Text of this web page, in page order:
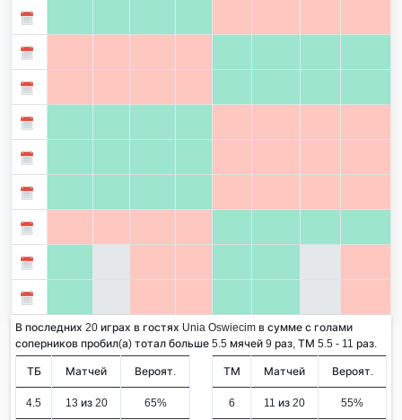
В последних 20 играх в гостях Unia Oswiecim в сумме с голами
соперников пробил(а) тотал больше 5.5 мячей 9 раз, ТМ 5.5 - 11 раз.
ТБ Матчей Вероят.
4.5 13 из 20 65%
ТМ Матчей Вероят.
6 11 из 20 55%